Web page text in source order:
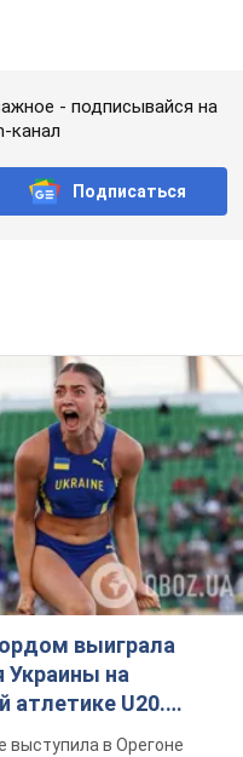
- подписывайся на
канал
Подписаться
выиграла
Украины на
атлетике U20.
выступила в Орегоне